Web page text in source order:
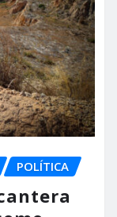
POLÍTICA